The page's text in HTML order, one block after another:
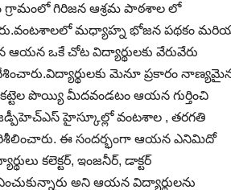
గ్రామంలో గిరిజన ఆశ్రమ పాఠశాల లో
మధ్యాహ్న భోజన పథకం
ఆయన ఒకే చోట విద్యార్థులకు వేరువేరు
మెనూ ప్రకారం
పొయ్యి మీదవండటం ఆయన గుర్తించి
హైస్కూల్లో వంటశాల , తరగతి
ఈ సందర్భంగా ఆయన ఎనిమిదో
కలెక్టర్, ఇంజనీర్, డాక్టర్
అని ఆయన విద్యార్థులను